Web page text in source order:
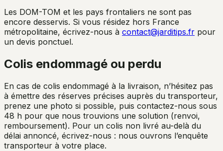
Les DOM-TOM et les pays frontaliers ne sont pas
encore desservis. Si vous résidez hors France
métropolitaine, écrivez-nous à contact@jarditips.fr pour
un devis ponctuel.
Colis endommagé ou perdu
En cas de colis endommagé à la livraison, n’hésitez pas
à émettre des réserves précises auprès du transporteur,
prenez une photo si possible, puis contactez-nous sous
48 h pour que nous trouvions une solution (renvoi,
remboursement). Pour un colis non livré au-delà du
délai annoncé, écrivez-nous : nous ouvrons l’enquête
transporteur à votre place.